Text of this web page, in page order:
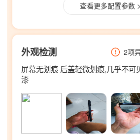
查看更多配置参数 >
外观检测 2项
屏幕无划痕 后盖轻微划痕,几乎不可
漆